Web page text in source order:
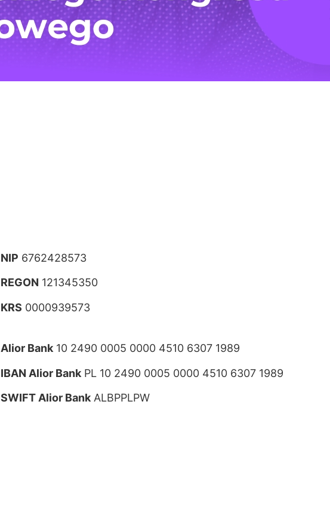
NIP 6762428573
REGON 121345350
KRS 0000939573
Alior Bank 10 2490 0005 0000 4510 6307 1989
IBAN Alior Bank PL 10 2490 0005 0000 4510 6307 1989
SWIFT Alior Bank ALBPPLPW